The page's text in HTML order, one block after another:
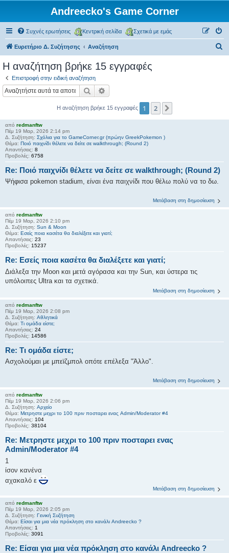
Andreecko's Game Corner
Συχνές ερωτήσεις Κεντρική σελίδα Σχετικά με εμάς
Ευρετήριο Δ. Συζήτησης Αναζήτηση
η
Η αναζήτηση βρήκε 15 εγγραφές
Επιστροφή στην ειδική αναζήτηση
Αναζήτηση
Η αναζήτηση βρήκε 15 εγγραφές 1 2
από redmanftw
Πέμ 19 Μαρ, 2026 2:14 pm
Δ. Συζήτηση: Σχόλια για το GameCorner.gr (πρώην GreekPokemon )
Θέμα: Ποιό παιχνίδι θέλετε να δείτε σε walkthrough; (Round 2)
Απαντήσεις: 8
Προβολές: 6758
Re: Ποιό παιχνίδι θέλετε να δείτε σε walkthrough; (Round 2)
Ψήφισα pokemon stadium, είναι ένα παιχνίδι που θέλω πολύ να το δω.
Μετάβαση στη δημοσίευση
από redmanftw
Πέμ 19 Μαρ, 2026 2:10 pm
Δ. Συζήτηση: Sun & Moon
Θέμα: Εσείς ποια κασέτα θα διαλέξετε και γιατί;
Απαντήσεις: 23
Προβολές: 15237
Re: Εσείς ποια κασέτα θα διαλέξετε και γιατί;
Διάλεξα την Moon και μετά αγόρασα και την Sun, και ύστερα τις
υπόλοιπες Ultra και τα σχετικά.
Μετάβαση στη δημοσίευση
από redmanftw
Πέμ 19 Μαρ, 2026 2:08 pm
Δ. Συζήτηση: Αθλητικά
Θέμα: Τι ομάδα είστε;
Απαντήσεις: 24
Προβολές: 14586
Re: Τι ομάδα είστε;
Ασχολούμαι με μπεϊζμπολ οπότε επέλεξα "Άλλο".
Μετάβαση στη δημοσίευση
από redmanftw
Πέμ 19 Μαρ, 2026 2:06 pm
Δ. Συζήτηση: Αρχείο
Θέμα: Μετρηστε μεχρι το 100 πριν ποσταρει ενας Admin/Moderator #4
Απαντήσεις: 104
Προβολές: 38104
Re: Μετρηστε μεχρι το 100 πριν ποσταρει ενας
Admin/Moderator #4
1
ίσον κανένα
αχακαλό ε
Μετάβαση στη δημοσίευση
από redmanftw
Πέμ 19 Μαρ, 2026 2:05 pm
Δ. Συζήτηση: Γενική Συζήτηση
Θέμα: Είσαι για μια νέα πρόκληση στο κανάλι Andreecko ?
Απαντήσεις: 1
Προβολές: 3091
Re: Είσαι για μια νέα πρόκληση στο κανάλι Andreecko ?